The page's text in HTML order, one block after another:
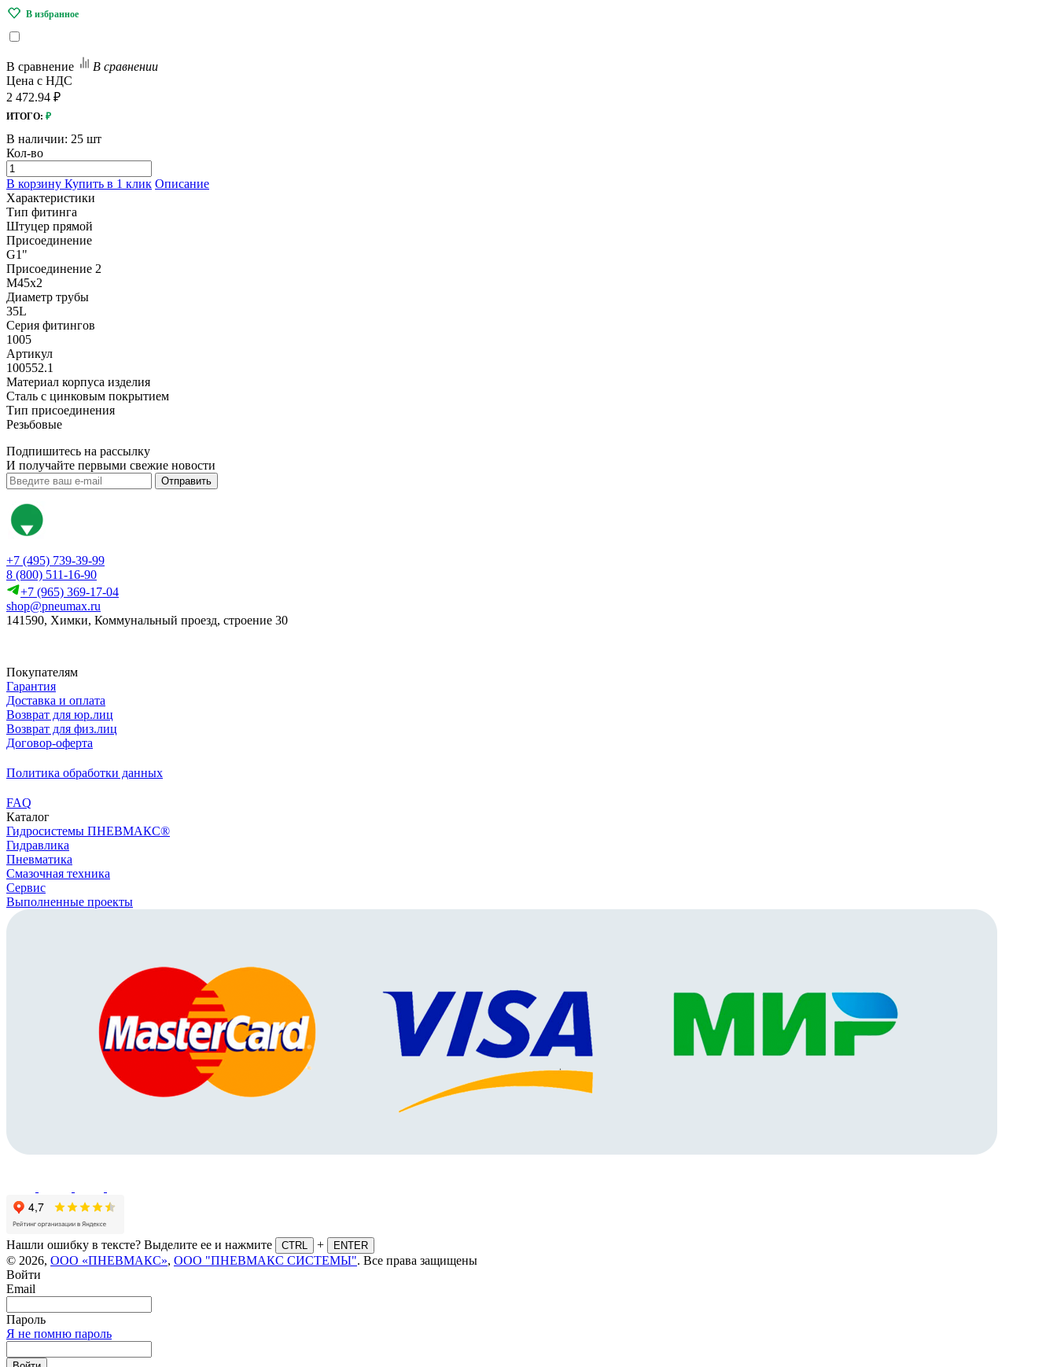
В сравнение
В сравнении
Цена с НДС
2 472.94 ₽
ИТОГО: ₽
В наличии: 25 шт
Кол-во
В корзину Купить в 1 клик Описание
Характеристики
Тип фитинга
Штуцер прямой
Присоединение
G1"
Присоединение 2
M45х2
Диаметр трубы
35L
Серия фитингов
1005
Артикул
100552.1
Материал корпуса изделия
Сталь с цинковым покрытием
Тип присоединения
Резьбовые
Подпишитесь на рассылку
И получайте первыми свежие новости
Отправить
+7 (495) 739-39-99
8 (800) 511-16-90
+7 (965) 369-17-04
shop@pneumax.ru
141590, Химки, Коммунальный проезд, строение 30
Покупателям
Гарантия
Доставка и оплата
Возврат для юр.лиц
Возврат для физ.лиц
Договор-оферта
Политика обработки данных
FAQ
Каталог
Гидросистемы ПНЕВМАКС®
Гидравлика
Пневматика
Смазочная техника
Сервис
Выполненные проекты
Нашли ошибку в тексте? Выделите ее и нажмите CTRL + ENTER
© 2026, ООО «ПНЕВМАКС», ООО "ПНЕВМАКС СИСТЕМЫ". Все права защищены
Войти
Email
Пароль
Я не помню пароль